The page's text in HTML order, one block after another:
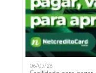
06/05/26